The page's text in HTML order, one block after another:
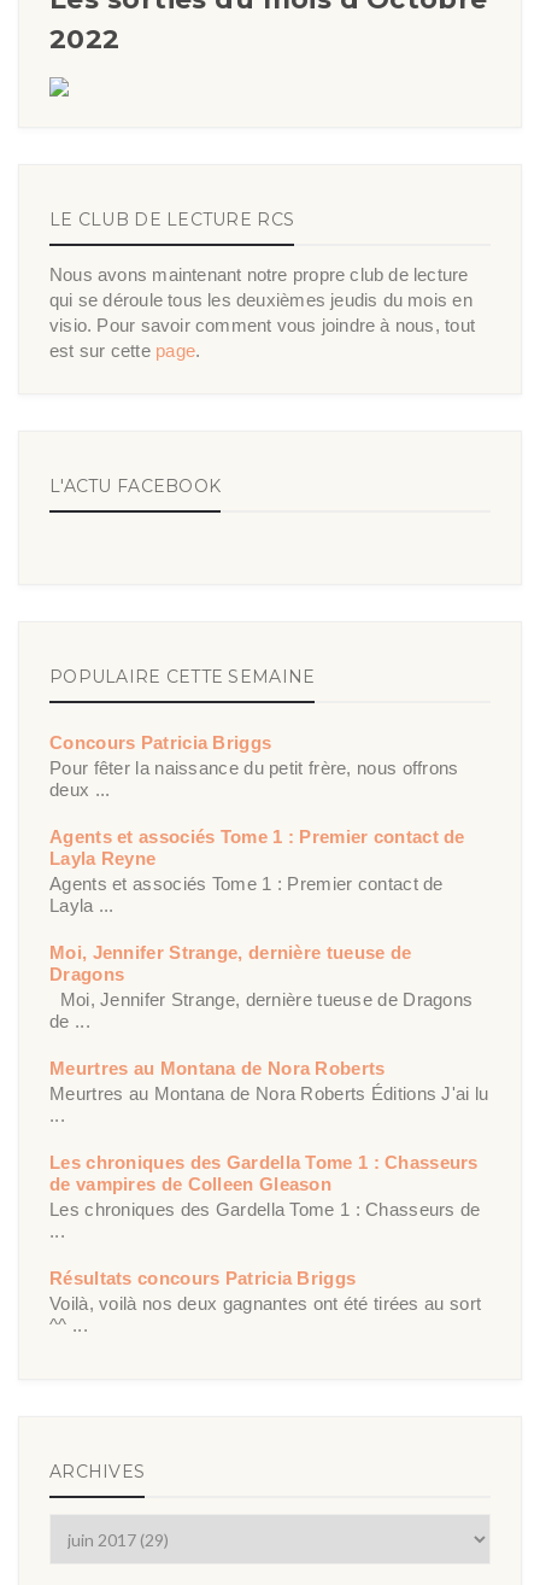
2022
LE CLUB DE LECTURE RCS
Nous avons maintenant notre propre club de lecture
qui se déroule tous les deuxièmes jeudis du mois en
visio. Pour savoir comment vous joindre à nous, tout
est sur cette page.
L'ACTU FACEBOOK
POPULAIRE CETTE SEMAINE
Concours Patricia Briggs
Pour fêter la naissance du petit frère, nous offrons
deux ...
Agents et associés Tome 1 : Premier contact de
Layla Reyne
Agents et associés Tome 1 : Premier contact de
Layla ...
Moi, Jennifer Strange, dernière tueuse de
Dragons
Moi, Jennifer Strange, dernière tueuse de Dragons
de ...
Meurtres au Montana de Nora Roberts
Meurtres au Montana de Nora Roberts Éditions J'ai lu
...
Les chroniques des Gardella Tome 1 : Chasseurs
de vampires de Colleen Gleason
Les chroniques des Gardella Tome 1 : Chasseurs de
...
Résultats concours Patricia Briggs
Voilà, voilà nos deux gagnantes ont été tirées au sort
^^ ...
ARCHIVES